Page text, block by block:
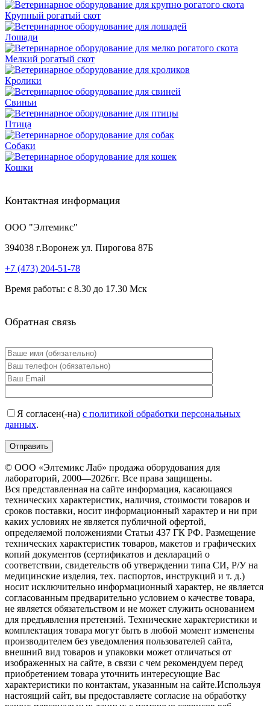
Крупный рогатый скот
Лошади
Мелкий рогатый скот
Кролики
Свиньи
Птица
Собаки
Кошки
Контактная информация
ООО "Элтемикс"
394038 г.Воронеж ул. Пирогова 87Б
+7 (473) 204-51-78
Время работы: с 8.30 до 17.30 Мск
Обратная связь
Я согласен(-на) с политикой обработки персональных
данных.
© ООО «Элтемикс Лаб» продажа оборудования для
лабораторий, 2000—2026гг. Все права защищены.
Вся представленная на сайте информация, касающаяся
технических характеристик, наличия, стоимости товаров и
сроков поставки, носит информационный характер и ни при
каких условиях не является публичной офертой,
определяемой положениями Статьи 437 ГК РФ. Размещение
технических характеристик товаров, макетов и графических
копий документов (сертификатов и деклараций о
соответствии, свидетельств об утверждении типа СИ, Р/У на
медицинские изделия, тех. паспортов, инструкций и т. д.)
носит исключительно информационный характер, не является
согласованным предварительно условием о качестве товара,
не является обязательством и не может служить основанием
для предъявления претензий. Технические характеристики и
комплектация товара могут быть в любой момент изменены
производителем без уведомления пользователей сайта,
внешний вид товаров и упаковки может отличаться от
изображенных на сайте, в связи с чем рекомендуем перед
приобретением товара уточнить интересующие Вас
характеристики по контактам, указанным на сайте.Используя
настоящий сайт, вы предоставляете согласие на обработку